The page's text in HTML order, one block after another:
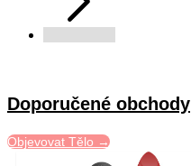
Doporučené obchody
Objevovat Tělo →